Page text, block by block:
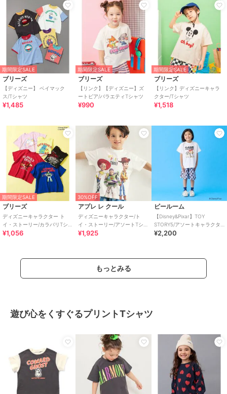
期間限定SALE
ブリーズ
【ディズニー】 ベイマック
ス/Tシャツ
¥1,485
期間限定SALE
ブリーズ
【リンク】【ディズニー】ズ
ートピア/バラエティTシャツ
¥990
期間限定SALE
ブリーズ
【リンク】ディズニーキャラ
クター/Tシャツ
¥1,518
期間限定SALE
ブリーズ
ディズニーキャラクター ト
イ・ストーリー/カラバリTシャ
ツ
¥1,056
30%OFF
アプレ レ クール
ディズニーキャラクター/ト
イ・ストーリー/アソートTシャ
ツ
¥1,925
ビールーム
【Disney&Pixar】TOY
STORY5/アソートキャラクタ
ーTシャツ
¥2,200
もっとみる
遊び心をくすぐるプリントTシャツ